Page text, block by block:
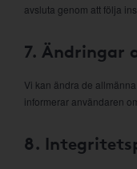
avsluta genom att följa
7. Ändringar
Vi kan ändra de
informerar användaren
8.